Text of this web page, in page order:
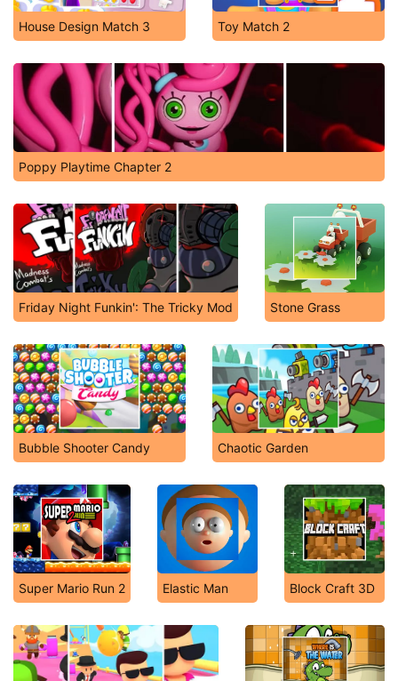
House Design Match 3 Toy Match 2
Poppy Playtime Chapter 2
Friday Night Funkin': The Tricky Mod Stone Grass
Bubble Shooter Candy Chaotic Garden
Super Mario Run 2 Elastic Man Block Craft 3D